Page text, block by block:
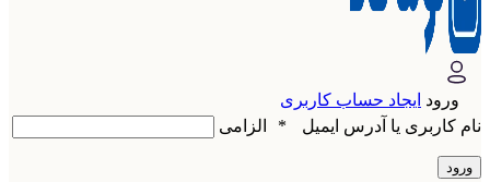
ورود ایجاد حساب کاربری
نام کاربری یا آدرس ایمیل
* الزامی
ورود